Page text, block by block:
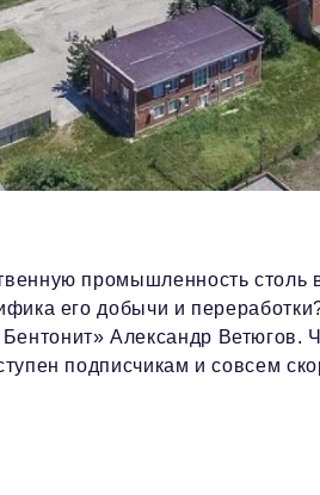
промышленность
его добычи и
Александр Ветюгов.
подписчикам и совсем